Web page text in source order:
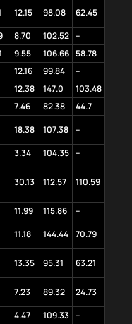
12.15 98.08
62.45
8.70 102.52 –
9.55 106.66 58.78
12.16 99.84
–
12.38 147.0
103.48
7.46 82.38
44.7
18.38 107.38
–
3.34 104.35 –
30.13 112.57 110.59
11.99 115.86
–
11.18 144.44 70.79
13.35 95.31 63.21
7.23 89.32
24.73
4.47 109.33 –